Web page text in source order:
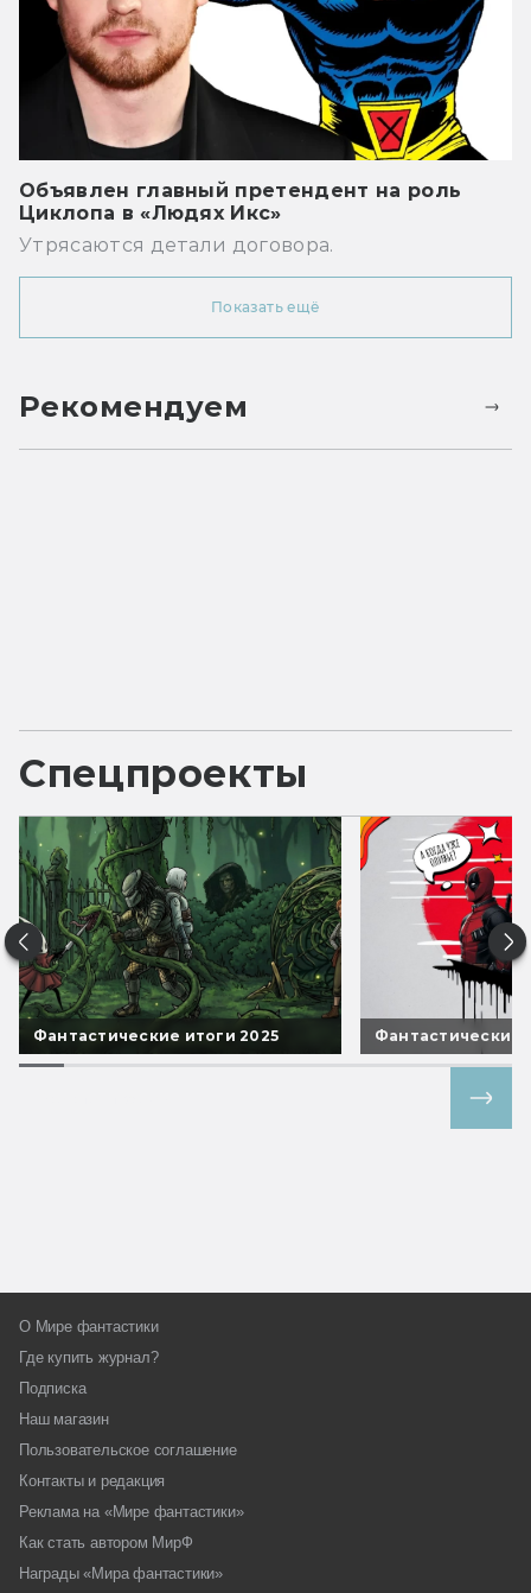
Объявлен главный претендент на роль
Циклопа в «Людях Икс»
Утрясаются детали договора.
Показать ещё
Рекомендуем
Спецпроекты
Фантастические итоги 2025 Фантастические
О Мире фантастики
Где купить журнал?
Подписка
Наш магазин
Пользовательское соглашение
Контакты и редакция
Реклама на «Мире фантастики»
Как стать автором МирФ
Награды «Мира фантастики»